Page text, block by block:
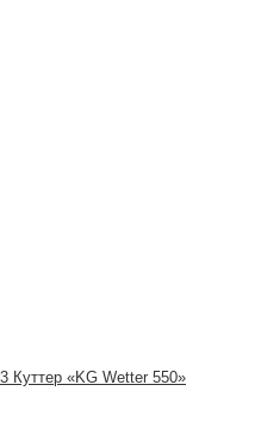
Куттер «KG Wetter 550»